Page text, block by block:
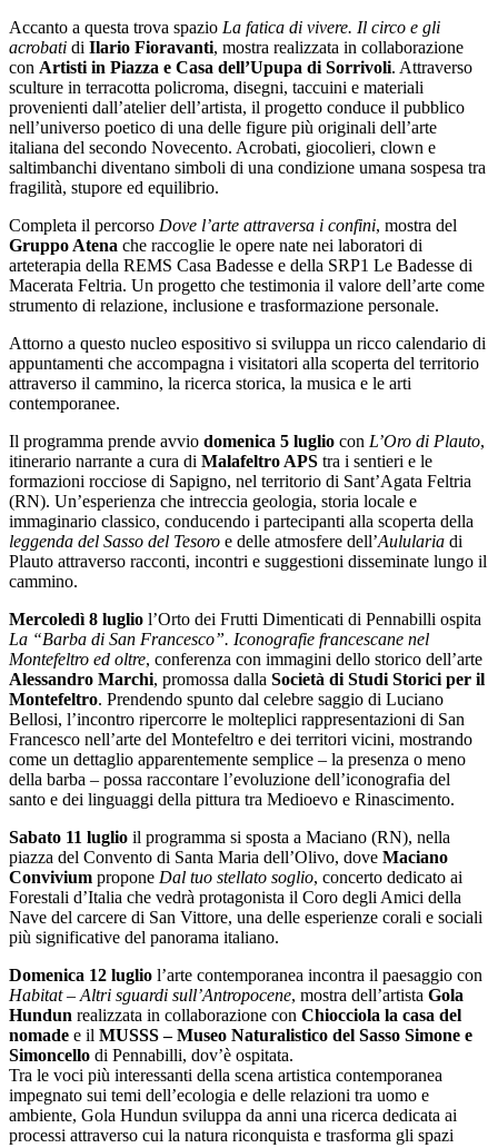
Accanto a questa trova spazio La fatica di vivere. Il circo e gli
acrobati di Ilario Fioravanti, mostra realizzata in collaborazione
con Artisti in Piazza e Casa dell’Upupa di Sorrivoli. Attraverso
sculture in terracotta policroma, disegni, taccuini e materiali
provenienti dall’atelier dell’artista, il progetto conduce il pubblico
nell’universo poetico di una delle figure più originali dell’arte
italiana del secondo Novecento. Acrobati, giocolieri, clown e
saltimbanchi diventano simboli di una condizione umana sospesa tra
fragilità, stupore ed equilibrio.
Completa il percorso Dove l’arte attraversa i confini, mostra del
Gruppo Atena che raccoglie le opere nate nei laboratori di
arteterapia della REMS Casa Badesse e della SRP1 Le Badesse di
Macerata Feltria. Un progetto che testimonia il valore dell’arte come
strumento di relazione, inclusione e trasformazione personale.
Attorno a questo nucleo espositivo si sviluppa un ricco calendario di
appuntamenti che accompagna i visitatori alla scoperta del territorio
attraverso il cammino, la ricerca storica, la musica e le arti
contemporanee.
Il programma prende avvio domenica 5 luglio con L’Oro di Plauto,
itinerario narrante a cura di Malafeltro APS tra i sentieri e le
formazioni rocciose di Sapigno, nel territorio di Sant’Agata Feltria
(RN). Un’esperienza che intreccia geologia, storia locale e
immaginario classico, conducendo i partecipanti alla scoperta della
leggenda del Sasso del Tesoro e delle atmosfere dell’Aulularia di
Plauto attraverso racconti, incontri e suggestioni disseminate lungo il
cammino.
Mercoledì 8 luglio l’Orto dei Frutti Dimenticati di Pennabilli ospita
La “Barba di San Francesco”. Iconografie francescane nel
Montefeltro ed oltre, conferenza con immagini dello storico dell’arte
Alessandro Marchi, promossa dalla Società di Studi Storici per il
Montefeltro. Prendendo spunto dal celebre saggio di Luciano
Bellosi, l’incontro ripercorre le molteplici rappresentazioni di San
Francesco nell’arte del Montefeltro e dei territori vicini, mostrando
come un dettaglio apparentemente semplice – la presenza o meno
della barba – possa raccontare l’evoluzione dell’iconografia del
santo e dei linguaggi della pittura tra Medioevo e Rinascimento.
Sabato 11 luglio il programma si sposta a Maciano (RN), nella
piazza del Convento di Santa Maria dell’Olivo, dove Maciano
Convivium propone Dal tuo stellato soglio, concerto dedicato ai
Forestali d’Italia che vedrà protagonista il Coro degli Amici della
Nave del carcere di San Vittore, una delle esperienze corali e sociali
più significative del panorama italiano.
Domenica 12 luglio l’arte contemporanea incontra il paesaggio con
Habitat – Altri sguardi sull’Antropocene, mostra dell’artista Gola
Hundun realizzata in collaborazione con Chiocciola la casa del
nomade e il MUSSS – Museo Naturalistico del Sasso Simone e
Simoncello di Pennabilli, dov’è ospitata.
Tra le voci più interessanti della scena artistica contemporanea
impegnato sui temi dell’ecologia e delle relazioni tra uomo e
ambiente, Gola Hundun sviluppa da anni una ricerca dedicata ai
processi attraverso cui la natura riconquista e trasforma gli spazi